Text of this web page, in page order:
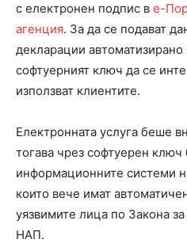
с електронен подпис в е-
агенция. За да се подават
декларации
софтуерният ключ да се
използват клиентите.
Електронната услуга беше
тогава чрез софтуерен ключ
информационните системи
които вече имат
уязвимите лица по Закона
НАП.